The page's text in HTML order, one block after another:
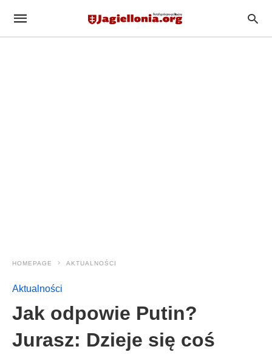
HOMEPAGE AKTUALNOŚCI
Aktualności
Jak odpowie Putin?
Jurasz: Dzieje się coś